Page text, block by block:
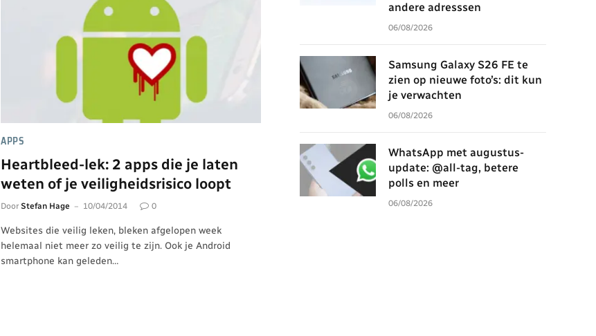
APPS
Heartbleed-lek: 2 apps die je laten
weten of je veiligheidsrisico loopt
Door Stefan Hage 10/04/2014 0
Websites die veilig leken, bleken afgelopen week
helemaal niet meer zo veilig te zijn. Ook je Android
smartphone kan geleden…
andere adresssen
06/08/2026
Samsung Galaxy S26 FE te
zien op nieuwe foto’s: dit kun
je verwachten
06/08/2026
WhatsApp met augustus-
update: @all-tag, betere
polls en meer
06/08/2026